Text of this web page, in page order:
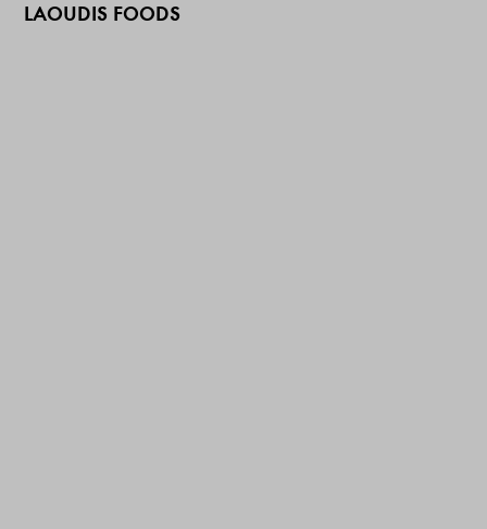
LAOUDIS FOODS